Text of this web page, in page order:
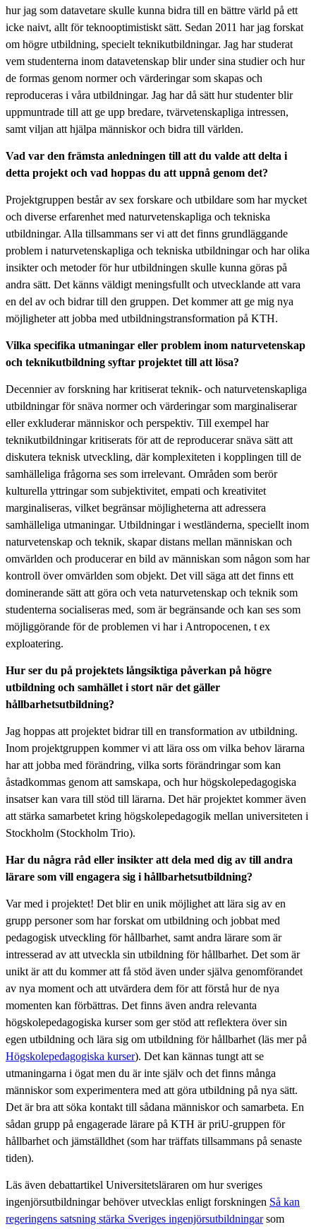
hur jag som datavetare skulle kunna bidra till en bättre värld på ett
icke naivt, allt för teknooptimistiskt sätt. Sedan 2011 har jag forskat
om högre utbildning, specielt teknikutbildningar. Jag har studerat
vem studenterna inom datavetenskap blir under sina studier och hur
de formas genom normer och värderingar som skapas och
reproduceras i våra utbildningar. Jag har då sätt hur studenter blir
uppmuntrade till att ge upp bredare, tvärvetenskapliga intressen,
samt viljan att hjälpa människor och bidra till världen.
Vad var den främsta anledningen till att du valde att delta i
detta projekt och vad hoppas du att uppnå genom det?
Projektgruppen består av sex forskare och utbildare som har mycket
och diverse erfarenhet med naturvetenskapliga och tekniska
utbildningar. Alla tillsammans ser vi att det finns grundläggande
problem i naturvetenskapliga och tekniska utbildningar och har olika
insikter och metoder för hur utbildningen skulle kunna göras på
andra sätt. Det känns väldigt meningsfullt och utvecklande att vara
en del av och bidrar till den gruppen. Det kommer att ge mig nya
möjligheter att jobba med utbildningstransformation på KTH.
Vilka specifika utmaningar eller problem inom naturvetenskap
och teknikutbildning syftar projektet till att lösa?
Decennier av forskning har kritiserat teknik- och naturvetenskapliga
utbildningar för snäva normer och värderingar som marginaliserar
eller exkluderar människor och perspektiv. Till exempel har
teknikutbildningar kritiserats för att de reproducerar snäva sätt att
diskutera teknisk utveckling, där komplexiteten i kopplingen till de
samhälleliga frågorna ses som irrelevant. Områden som berör
kulturella yttringar som subjektivitet, empati och kreativitet
marginaliseras, vilket begränsar möjligheterna att adressera
samhälleliga utmaningar. Utbildningar i westländerna, speciellt inom
naturvetenskap och teknik, skapar distans mellan människan och
omvärlden och producerar en bild av människan som någon som har
kontroll över omvärlden som objekt. Det vill säga att det finns ett
dominerande sätt att göra och veta naturvetenskap och teknik som
studenterna socialiseras med, som är begränsande och kan ses som
möjliggörande för de problemen vi har i Antropocenen, t ex
exploatering.
Hur ser du på projektets långsiktiga påverkan på högre
utbildning och samhället i stort när det gäller
hållbarhetsutbildning?
Jag hoppas att projektet bidrar till en transformation av utbildning.
Inom projektgruppen kommer vi att lära oss om vilka behov lärarna
har att jobba med förändring, vilka sorts förändringar som kan
åstadkommas genom att samskapa, och hur högskolepedagogiska
insatser kan vara till stöd till lärarna. Det här projektet kommer även
att stärka samarbetet kring högskolepedagogik mellan universiteten i
Stockholm (Stockholm Trio).
Har du några råd eller insikter att dela med dig av till andra
lärare som vill engagera sig i hållbarhetsutbildning?
Var med i projektet! Det blir en unik möjlighet att lära sig av en
grupp personer som har forskat om utbildning och jobbat med
pedagogisk utveckling för hållbarhet, samt andra lärare som är
intresserad av att utveckla sin utbildning för hållbarhet. Det som är
unikt är att du kommer att få stöd även under själva genomförandet
av nya moment och att utvärdera dem för att förstå hur de nya
momenten kan förbättras. Det finns även andra relevanta
högskolepedagogiska kurser som ger stöd att reflektera över sin
egen utbildning och lära sig om utbildning för hållbarhet (läs mer på
Högskolepedagogiska kurser). Det kan kännas tungt att se
utmaningarna i ögat men du är inte själv och det finns många
människor som experimentera med att göra utbildning på nya sätt.
Det är bra att söka kontakt till sådana människor och samarbeta. En
sådan grupp på engagerade lärare på KTH är priU-gruppen för
hållbarhet och jämställdhet (som har träffats tillsammans på senaste
tiden).
Läs även debattartikel Universitetsläraren om hur sveriges
ingenjörsutbildningar behöver utvecklas enligt forskningen Så kan
regeringens satsning stärka Sveriges ingenjörsutbildningarsom